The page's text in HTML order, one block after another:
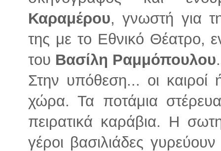
Καραμέρου, γνωστή για
της με το Εθνικό Θέατρο,
του Βασίλη Ραμμόπουλου.
Στην υπόθεση... οι καιροί
χώρα. Τα ποτάμια
πειρατικά καράβια. Η
γέροι βασιλιάδες